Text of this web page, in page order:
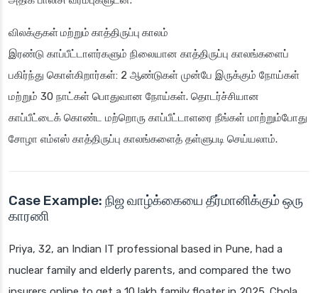
விலக்குகள் மற்றும் காத்திருப்பு காலம்
இரண்டு காப்பீட்டாளர்களும் நிலையான காத்திருப்பு காலங்களைப்
பகிர்ந்து கொள்கிறார்கள்: 2 ஆண்டுகள் முன்பே இருக்கும் நோய்கள்
மற்றும் 30 நாட்கள் பொதுவான நோய்கள். தொடர்ச்சியான
காப்பீட்டைக் கொண்ட மற்றொரு காப்பீட்டாளரை நீங்கள் மாற்றும்போது
சோழா எம்எஸ் காத்திருப்பு காலங்களைத் தள்ளுபடி செய்யலாம்.
Case Example: நிஜ வாழ்க்கையை தீர்மானிக்கும் ஒரு
காரணி
Priya, 32, an Indian IT professional based in Pune, had a
nuclear family and elderly parents, and compared the two